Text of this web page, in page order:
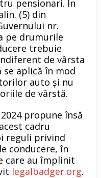
pensionari. În
(5) din
nr.
pe drumurile
trebuie
de vârsta
aplică în mod
auto și nu
de vârstă.
propune însă
cadru
reguli privind
conducere, în
care au împlinit
legalbadger.org.